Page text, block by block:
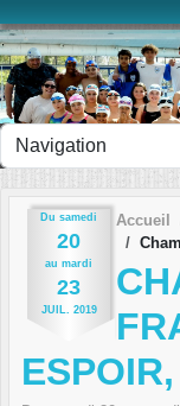
Du samedi
20
au mardi
23
JUIL. 2019
Accueil